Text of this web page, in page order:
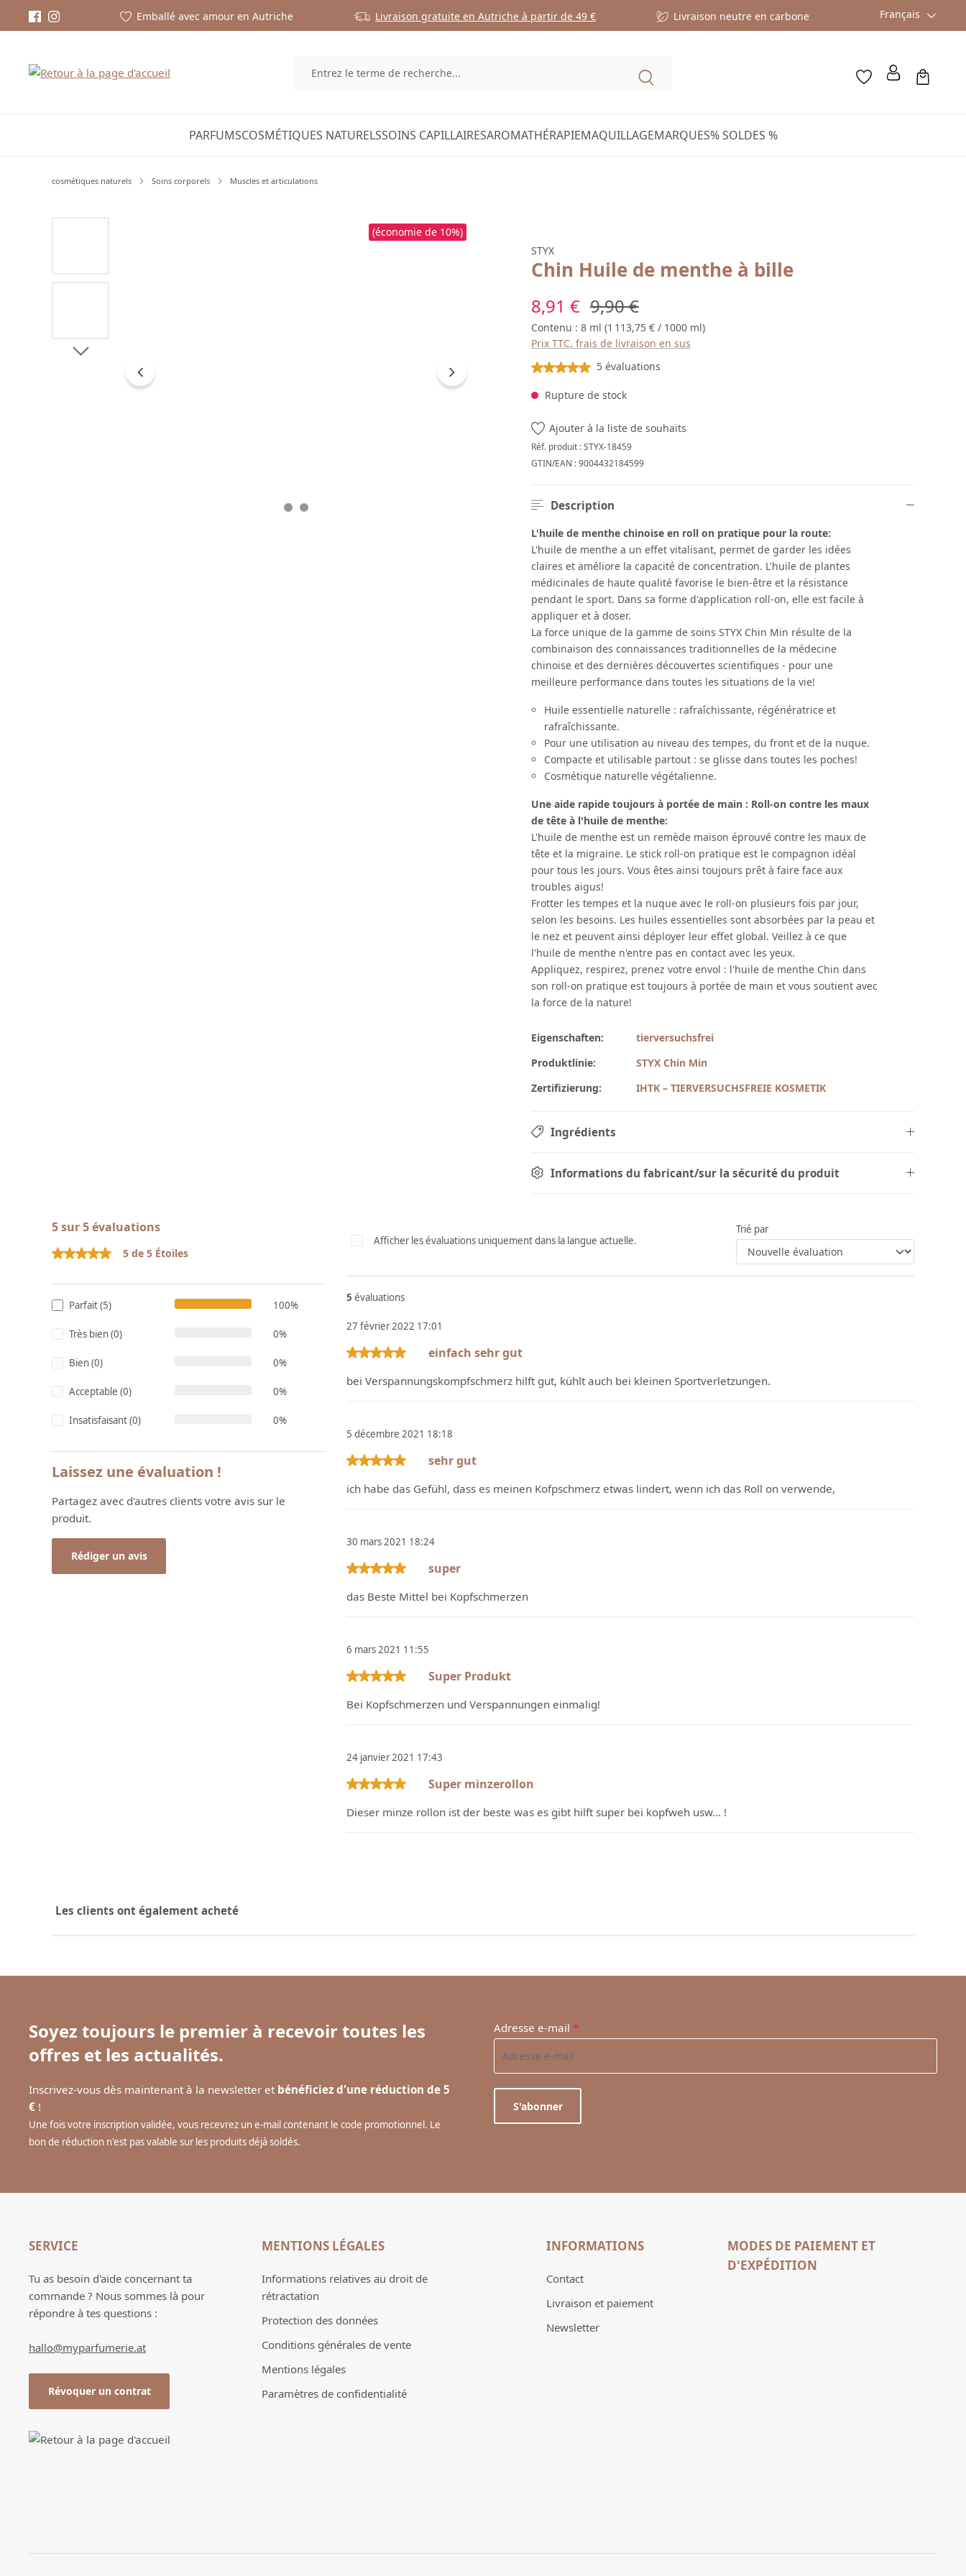
Emballé avec amour en Autriche Livraison gratuite en Autriche à partir de 49 € Livraison neutre en carbone Français
PARFUMSCOSMÉTIQUES NATURELSSOINS CAPILLAIRESAROMATHÉRAPIEMAQUILLAGEMARQUES% SOLDES %
cosmétiques naturels Soins corporels Muscles et articulations
(économie de 10%)
STYX
Chin Huile de menthe à bille
Prix de vente :
8,91 € Prix régulier :
9,90 €
Contenu : 8 ml (1 113,75 € / 1000 ml)
Prix TTC, frais de livraison en sus
Note moyenne de 5 sur 5 étoiles
5 évaluations
Rupture de stock
Ajouter à la liste de souhaits
Réf. produit :STYX-18459
GTIN/EAN :9004432184599
Description
L'huile de menthe chinoise en roll on pratique pour la route:
L'huile de menthe a un effet vitalisant, permet de garder les idées
claires et améliore la capacité de concentration. L'huile de plantes
médicinales de haute qualité favorise le bien-être et la résistance
pendant le sport. Dans sa forme d'application roll-on, elle est facile à
appliquer et à doser.
La force unique de la gamme de soins STYX Chin Min résulte de la
combinaison des connaissances traditionnelles de la médecine
chinoise et des dernières découvertes scientifiques - pour une
meilleure performance dans toutes les situations de la vie!
Huile essentielle naturelle : rafraîchissante, régénératrice et
rafraîchissante.
Pour une utilisation au niveau des tempes, du front et de la nuque.
Compacte et utilisable partout : se glisse dans toutes les poches!
Cosmétique naturelle végétalienne.
Une aide rapide toujours à portée de main : Roll-on contre les maux
de tête à l'huile de menthe:
L'huile de menthe est un remède maison éprouvé contre les maux de
tête et la migraine. Le stick roll-on pratique est le compagnon idéal
pour tous les jours. Vous êtes ainsi toujours prêt à faire face aux
troubles aigus!
Frotter les tempes et la nuque avec le roll-on plusieurs fois par jour,
selon les besoins. Les huiles essentielles sont absorbées par la peau et
le nez et peuvent ainsi déployer leur effet global. Veillez à ce que
l'huile de menthe n'entre pas en contact avec les yeux.
Appliquez, respirez, prenez votre envol : l'huile de menthe Chin dans
son roll-on pratique est toujours à portée de main et vous soutient avec
la force de la nature!
Eigenschaften:
tierversuchsfrei
Produktlinie:
STYX Chin Min
Zertifizierung:
IHTK – TIERVERSUCHSFREIE KOSMETIK
Ingrédients
Informations du fabricant/sur la sécurité du produit
5 sur 5 évaluations
Note moyenne de 5 sur 5 étoiles
5 de 5 Étoiles
Parfait (5) 100%
Très bien (0) 0%
Bien (0) 0%
Acceptable (0) 0%
Insatisfaisant (0) 0%
Laissez une évaluation !
Partagez avec d'autres clients votre avis sur le
produit.
Rédiger un avis
Afficher les évaluations uniquement dans la langue actuelle.
Trié par
5 évaluations
27 février 2022 17:01
Évaluation avec une note de 5 sur 5 étoiles
einfach sehr gut
bei Verspannungskompfschmerz hilft gut, kühlt auch bei kleinen Sportverletzungen.
5 décembre 2021 18:18
Évaluation avec une note de 5 sur 5 étoiles
sehr gut
ich habe das Gefühl, dass es meinen Kofpschmerz etwas lindert, wenn ich das Roll on verwende,
30 mars 2021 18:24
Évaluation avec une note de 5 sur 5 étoiles
super
das Beste Mittel bei Kopfschmerzen
6 mars 2021 11:55
Évaluation avec une note de 5 sur 5 étoiles
Super Produkt
Bei Kopfschmerzen und Verspannungen einmalig!
24 janvier 2021 17:43
Évaluation avec une note de 5 sur 5 étoiles
Super minzerollon
Dieser minze rollon ist der beste was es gibt hilft super bei kopfweh usw... !
Les clients ont également acheté
Soyez toujours le premier à recevoir toutes les
offres et les actualités.
Inscrivez-vous dès maintenant à la newsletter et bénéficiez d'une réduction de 5
€ !
Une fois votre inscription validée, vous recevrez un e-mail contenant le code promotionnel. Le
bon de réduction n'est pas valable sur les produits déjà soldés.
Adresse e-mail *
S'abonner
SERVICE
Tu as besoin d'aide concernant ta
commande ? Nous sommes là pour
répondre à tes questions :
hallo@myparfumerie.at
Révoquer un contrat
MENTIONS LÉGALES
Informations relatives au droit de
rétractation
Protection des données
Conditions générales de vente
Mentions légales
Paramètres de confidentialité
INFORMATIONS
Contact
Livraison et paiement
Newsletter
MODES DE PAIEMENT ET
D'EXPÉDITION